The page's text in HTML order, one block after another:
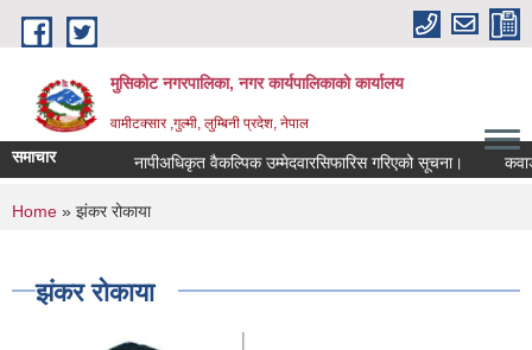
Skip to main content
मुसिकोट नगरपालिका, नगर कार्यपालिकाकाे कार्यालय
वामीटक्सार ,गुल्मी, लुम्बिनी प्रदेश, नेपाल
समाचार नापीअधिकृत वैकल्पिक उम्मेदवारसिफारिस गरिएको सूचना। कवाडी
You are here
Home » झंकर रोकाया
झंकर रोकाया